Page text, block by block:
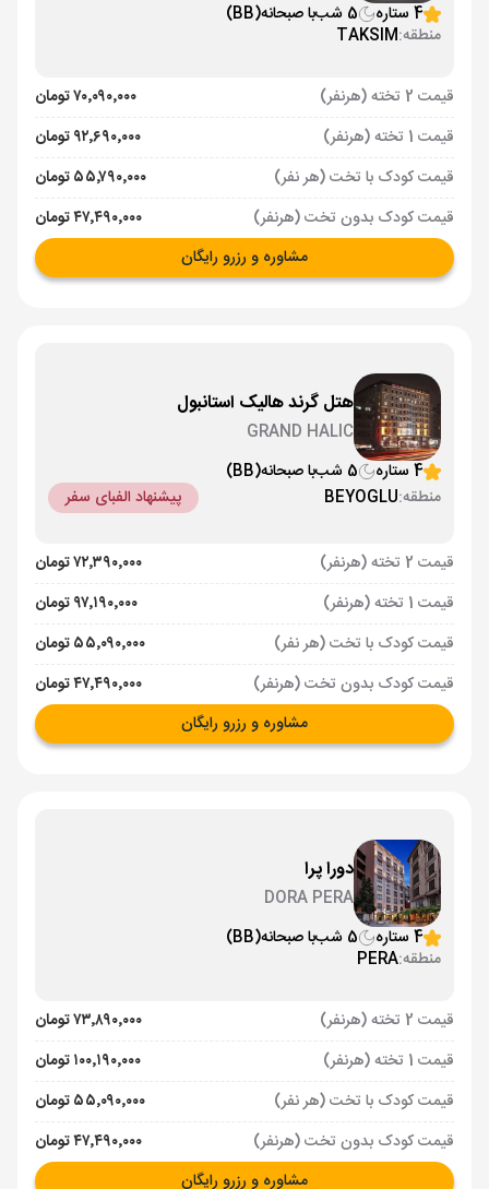
4 ستاره
5 شب با صبحانه(BB)
منطقه:TAKSIM
قیمت 2 تخته (هرنفر)
۷۰٬۰۹۰٬۰۰۰ تومان
قیمت 1 تخته (هرنفر)
۹۲٬۶۹۰٬۰۰۰ تومان
قیمت کودک با تخت (هر نفر)
۵۵٬۷۹۰٬۰۰۰ تومان
قیمت کودک بدون تخت (هرنفر)
۴۷٬۴۹۰٬۰۰۰ تومان
مشاوره و رزرو رایگان
هتل گرند هالیک استانبول
GRAND HALIC
4 ستاره
5 شب با صبحانه(BB)
منطقه:BEYOGLU پیشنهاد الفبای سفر
قیمت 2 تخته (هرنفر)
۷۲٬۳۹۰٬۰۰۰ تومان
قیمت 1 تخته (هرنفر)
۹۷٬۱۹۰٬۰۰۰ تومان
قیمت کودک با تخت (هر نفر)
۵۵٬۰۹۰٬۰۰۰ تومان
قیمت کودک بدون تخت (هرنفر)
۴۷٬۴۹۰٬۰۰۰ تومان
مشاوره و رزرو رایگان
دورا پرا
DORA PERA
4 ستاره
5 شب با صبحانه(BB)
منطقه:PERA
قیمت 2 تخته (هرنفر)
۷۳٬۸۹۰٬۰۰۰ تومان
قیمت 1 تخته (هرنفر)
۱۰۰٬۱۹۰٬۰۰۰ تومان
قیمت کودک با تخت (هر نفر)
۵۵٬۰۹۰٬۰۰۰ تومان
قیمت کودک بدون تخت (هرنفر)
۴۷٬۴۹۰٬۰۰۰ تومان
مشاوره و رزرو رایگان